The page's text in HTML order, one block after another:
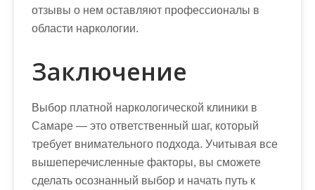
отзывы о нем оставляют профессионалы в
области наркологии.
Заключение
Выбор платной наркологической клиники в
Самаре — это ответственный шаг, который
требует внимательного подхода. Учитывая все
вышеперечисленные факторы, вы сможете
сделать осознанный выбор и начать путь к